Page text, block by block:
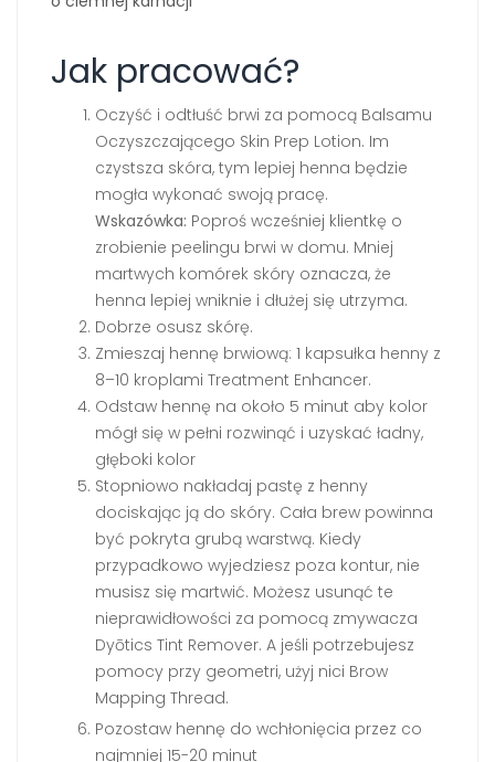
Jak pracować?
Oczyść i odtłuść brwi za pomocą Balsamu
Oczyszczającego Skin Prep Lotion. Im
czystsza skóra, tym lepiej henna będzie
mogła wykonać swoją pracę.
Wskazówka: Poproś wcześniej klientkę o
zrobienie peelingu brwi w domu. Mniej
martwych komórek skóry oznacza, że
henna lepiej wniknie i dłużej się utrzyma.
Dobrze osusz skórę.
Zmieszaj hennę brwiową: 1 kapsułka henny z
8–10 kroplami Treatment Enhancer.
Odstaw hennę na około 5 minut aby kolor
mógł się w pełni rozwinąć i uzyskać ładny,
głęboki kolor
Stopniowo nakładaj pastę z henny
dociskając ją do skóry. Cała brew powinna
być pokryta grubą warstwą. Kiedy
przypadkowo wyjedziesz poza kontur, nie
musisz się martwić. Możesz usunąć te
nieprawidłowości za pomocą zmywacza
Dyōtics Tint Remover. A jeśli potrzebujesz
pomocy przy geometri, użyj nici Brow
Mapping Thread.
Pozostaw hennę do wchłonięcia przez co
najmniej 15-20 minut